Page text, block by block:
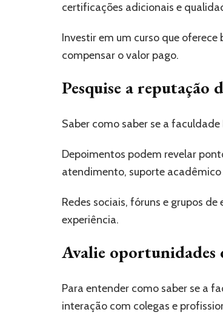
certificações adicionais e
Investir em um curso que
compensar o valor pago.
Pesquise a reputação
Saber como saber se a
Depoimentos podem revelar
atendimento, suporte
Redes sociais, fóruns e grupos
experiência.
Avalie
Para entender como saber se a
interação com colegas e